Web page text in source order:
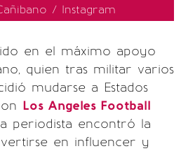
/ Instagram
en el máximo apoyo
quien tras militar varios
mudarse a Estados
Los Angeles Football
periodista encontró la
en influencer y